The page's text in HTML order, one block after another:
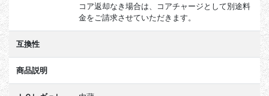
コア返却なき場合は、コアチャージとして別途料
金をご請求させていただきます。
互換性
商品説明